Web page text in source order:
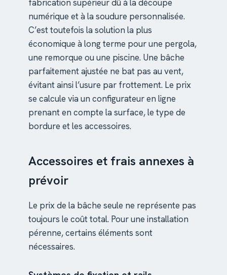
fabrication supérieur dû à la découpe
numérique et à la soudure personnalisée.
C’est toutefois la solution la plus
économique à long terme pour une pergola,
une remorque ou une piscine. Une bâche
parfaitement ajustée ne bat pas au vent,
évitant ainsi l’usure par frottement. Le prix
se calcule via un configurateur en ligne
prenant en compte la surface, le type de
bordure et les accessoires.
Accessoires et frais annexes à
prévoir
Le prix de la bâche seule ne représente pas
toujours le coût total. Pour une installation
pérenne, certains éléments sont
nécessaires.